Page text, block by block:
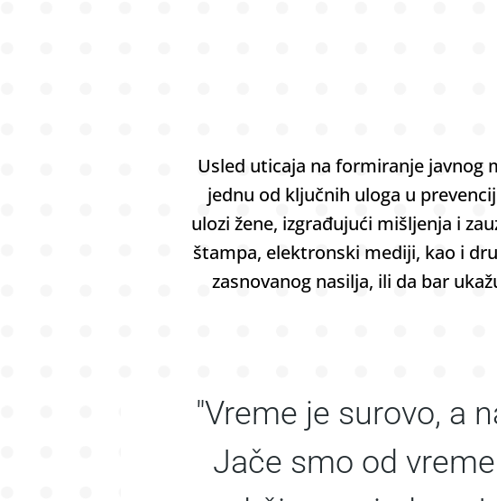
Usled uticaja na formiranje javnog
jednu od ključnih uloga u
ulozi žene, izgrađujući mišljenja i
štampa, elektronski mediji, kao i
zasnovanog nasilja, ili da bar
"Vreme je surovo, a
Jače smo od